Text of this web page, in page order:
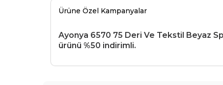
Ürüne Özel Kampanyalar
Ayonya 6570 75 Deri Ve Tekstil Beyaz
ürünü %50 indirimli.